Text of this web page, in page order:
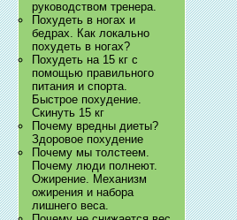
руководством тренера.
Похудеть в ногах и
бедрах. Как локально
похудеть в ногах?
Похудеть на 15 кг с
помощью правильного
питания и спорта.
Быстрое похудение.
Скинуть 15 кг
Почему вредны диеты?
Здоровое похудение
Почему мы толстеем.
Почему люди полнеют.
Ожирение. Механизм
ожирения и набора
лишнего веса.